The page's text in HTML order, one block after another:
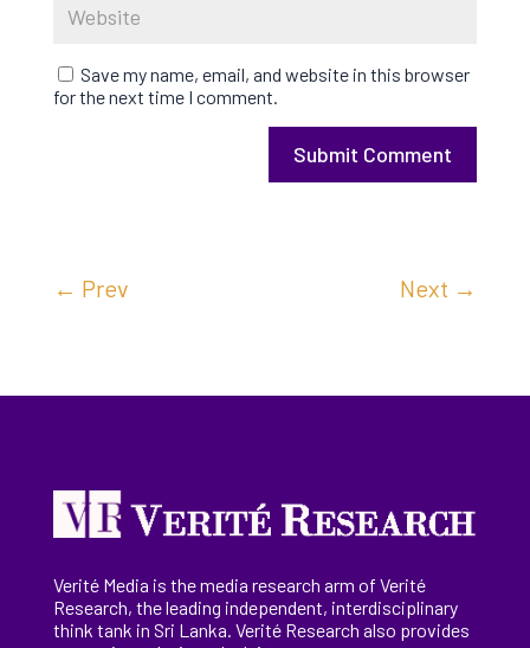
Save my name, email, and website in this browser
for the next time I comment.
Submit Comment
← Prev Next →
Verité Media is the media research arm of Verité
Research, theleading independent, interdisciplinary
think tank in Sri Lanka. Verité Research also provides